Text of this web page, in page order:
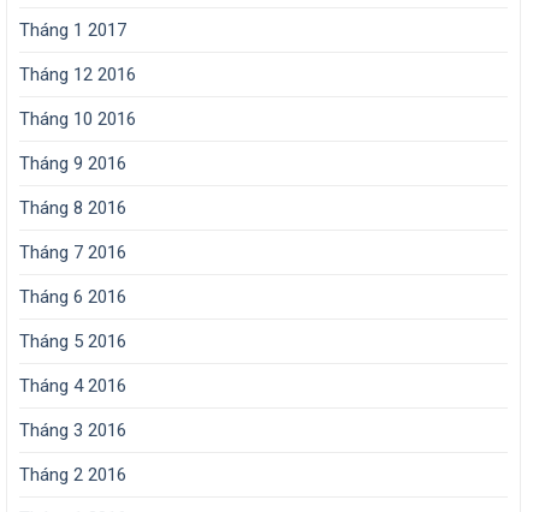
Tháng 1 2017
Tháng 12 2016
Tháng 10 2016
Tháng 9 2016
Tháng 8 2016
Tháng 7 2016
Tháng 6 2016
Tháng 5 2016
Tháng 4 2016
Tháng 3 2016
Tháng 2 2016